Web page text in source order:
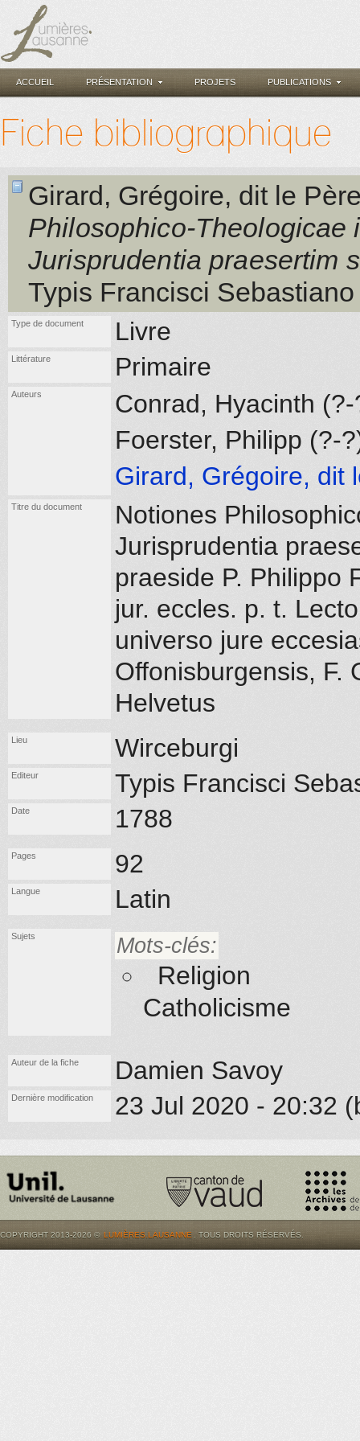
ACCUEIL PRÉSENTATION PROJETS PUBLICATIONS
Fiche bibliographique
Girard, Grégoire, dit le
Philosophico-Theologicae
Jurisprudentia praesertim
Typis Francisci
Type de document Livre
Littérature Primaire
Auteurs
Conrad, Hyacinth
Foerster, Philipp (?-
Girard, Grégoire, dit
Titre du document
Notiones
Jurisprudentia
praeside P. Philippo
jur. eccles. p. t.
universo jure
Offonisburgensis, F.
Helvetus
Lieu Wirceburgi
Editeur Typis Francisci
Date 1788
Pages 92
Langue Latin
Sujets Mots-clés:
Religion
Catholicisme
Auteur de la fiche Damien Savoy
Dernière modification 23 Jul 2020 - 20:32
COPYRIGHT 2013-2026 © LUMIÈRES.LAUSANNE . TOUS DROITS RÉSERVÉS.